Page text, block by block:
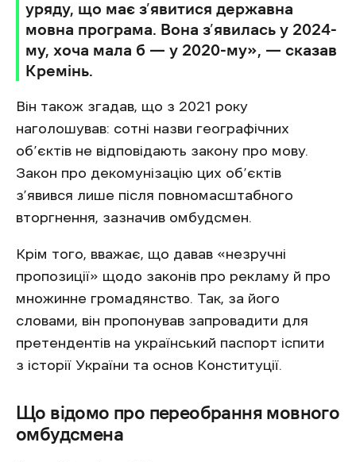
уряду, що має з’явитися державна
мовна програма. Вона з’явилась у 2024-
му, хоча мала б — у 2020-му», — сказав
Кремінь.
Він також згадав, що з 2021 року
наголошував: сотні назви географічних
об’єктів не відповідають закону про мову.
Закон про декомунізацію цих об’єктів
з’явився лише після повномасштабного
вторгнення, зазначив омбудсмен.
Крім того, вважає, що давав «незручні
пропозиції» щодо законів про рекламу й про
множинне громадянство. Так, за його
словами, він пропонував запровадити для
претендентів на український паспорт іспити
з історії України та основ Конституції.
Що відомо про переобрання мовного
омбудсмена